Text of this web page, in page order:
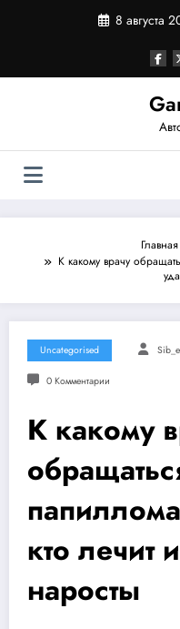
8 августа
Главная
К какому врачу
Uncategorised
0 Комментарии
К какому
кто лечит
наросты